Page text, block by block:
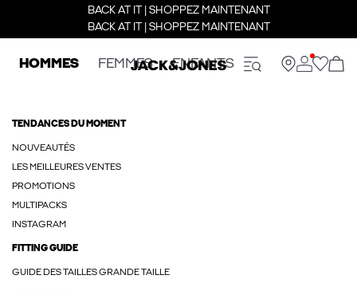
BACK AT IT | SHOPPEZ MAINTENANT
BACK AT IT | SHOPPEZ MAINTENANT
HOMMES FEMMES ENFANTS
TENDANCES DU MOMENT
NOUVEAUTÉS
LES MEILLEURES VENTES
PROMOTIONS
MULTIPACKS
INSTAGRAM
FITTING GUIDE
GUIDE DES TAILLES GRANDE TAILLE